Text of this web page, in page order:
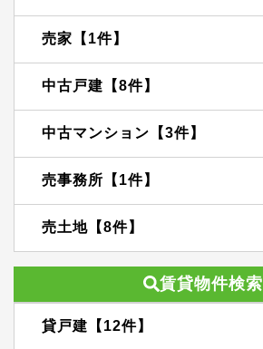
売家【1件】
中古戸建【8件】
中古マンション【3件】
売事務所【1件】
売土地【8件】
賃貸物件検索
貸戸建【12件】